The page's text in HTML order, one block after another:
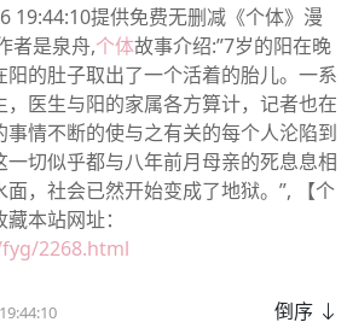
19:44:10提供免费无删减《个体》漫
者是泉舟,个体故事介绍:”7岁的阳在晚
的肚子取出了一个活着的胎儿。一系
医生与阳的家属各方算计，记者也在
情不断的使与之有关的每个人沦陷到
切似乎都与八年前月母亲的死息息相
，社会已然开始变成了地狱。”, 【个
本站网址：
2268.html
倒序